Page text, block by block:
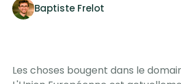
Baptiste Frelot
Les choses bougent dans le